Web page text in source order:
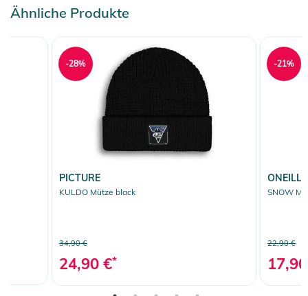
Ähnliche Produkte
PICTURE
KULDO Mütze black
34,90 €
24,90 €*
-28%
ONEILL
SNOW
22,90 €
-21%